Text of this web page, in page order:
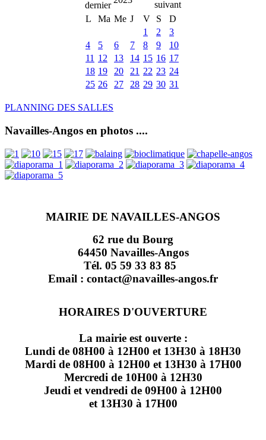
L
Ma Me J V S
D
1
2
3
4
5 6 7 8 9
10
11 12 13 14 15 16 17
18 19 20 21 22 23 24
25 26 27 28 29 30 31
PLANNING DES SALLES
Navailles-Angos en photos ....
MAIRIE DE NAVAILLES-ANGOS
62 rue du Bourg
64450 Navailles-Angos
Tél. 05 59 33 83 85
Email : contact@navailles-angos.fr
HORAIRES D'OUVERTURE
La mairie est ouverte :
Lundi de 08H00 à 12H00 et 13H30 à 18H30
Mardi de 08H00 à 12H00 et 13H30 à 17H00
Mercredi de 10H00 à 12H30
Jeudi et vendredi de 09H00 à 12H00
et 13H30 à 17H00